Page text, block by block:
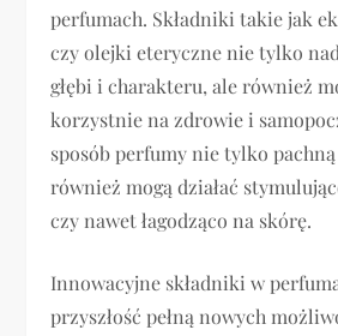
perfumach. Składniki takie jak
czy olejki eteryczne nie tylko
głębi i charakteru, ale również
korzystnie na zdrowie i
sposób perfumy nie tylko
również mogą działać
czy nawet łagodząco na skórę.
Innowacyjne składniki w
przyszłość pełną nowych